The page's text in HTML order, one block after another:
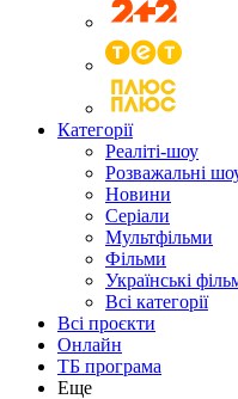
Категорії
Реаліті-шоу
Розважальні
Новини
Серіали
Мультфільми
Фільми
Українські
Всі категорії
Всі проєкти
Онлайн
ТБ програма
Еще